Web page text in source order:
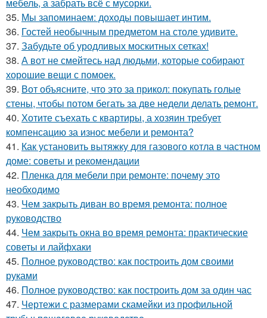
мебель, а забрать всё с мусорки.
35. Мы запоминаем: доходы повышает интим.
36. Гостей необычным предметом на столе удивите.
37. Забудьте об уродливых москитных сетках!
38. А вот не смейтесь над людьми, которые собирают
хорошие вещи с помоек.
39. Вот объясните, что это за прикол: покупать голые
стены, чтобы потом бегать за две недели делать ремонт.
40. Хотите съехать с квартиры, а хозяин требует
компенсацию за износ мебели и ремонта?
41. Как установить вытяжку для газового котла в частном
доме: советы и рекомендации
42. Пленка для мебели при ремонте: почему это
необходимо
43. Чем закрыть диван во время ремонта: полное
руководство
44. Чем закрыть окна во время ремонта: практические
советы и лайфхаки
45. Полное руководство: как построить дом своими
руками
46. Полное руководство: как построить дом за один час
47. Чертежи с размерами скамейки из профильной